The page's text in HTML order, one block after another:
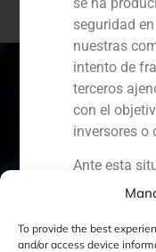
To provide the best
and/or access device
España
Ecuador
seguridad
nuestras
intento de
terceros
con el
inversores o
Ante esta
de